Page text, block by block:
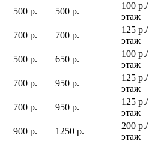
500 р. 500 р.
100 р./
этаж
700 р. 700 р.
125 р./
этаж
500 р. 650 р.
100 р./
этаж
700 р. 950 р.
125 р./
этаж
700 р. 950 р.
125 р./
этаж
900 р. 1250 р.
200 р./
этаж